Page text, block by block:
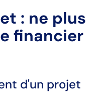
: ne plus
financier
d'un projet